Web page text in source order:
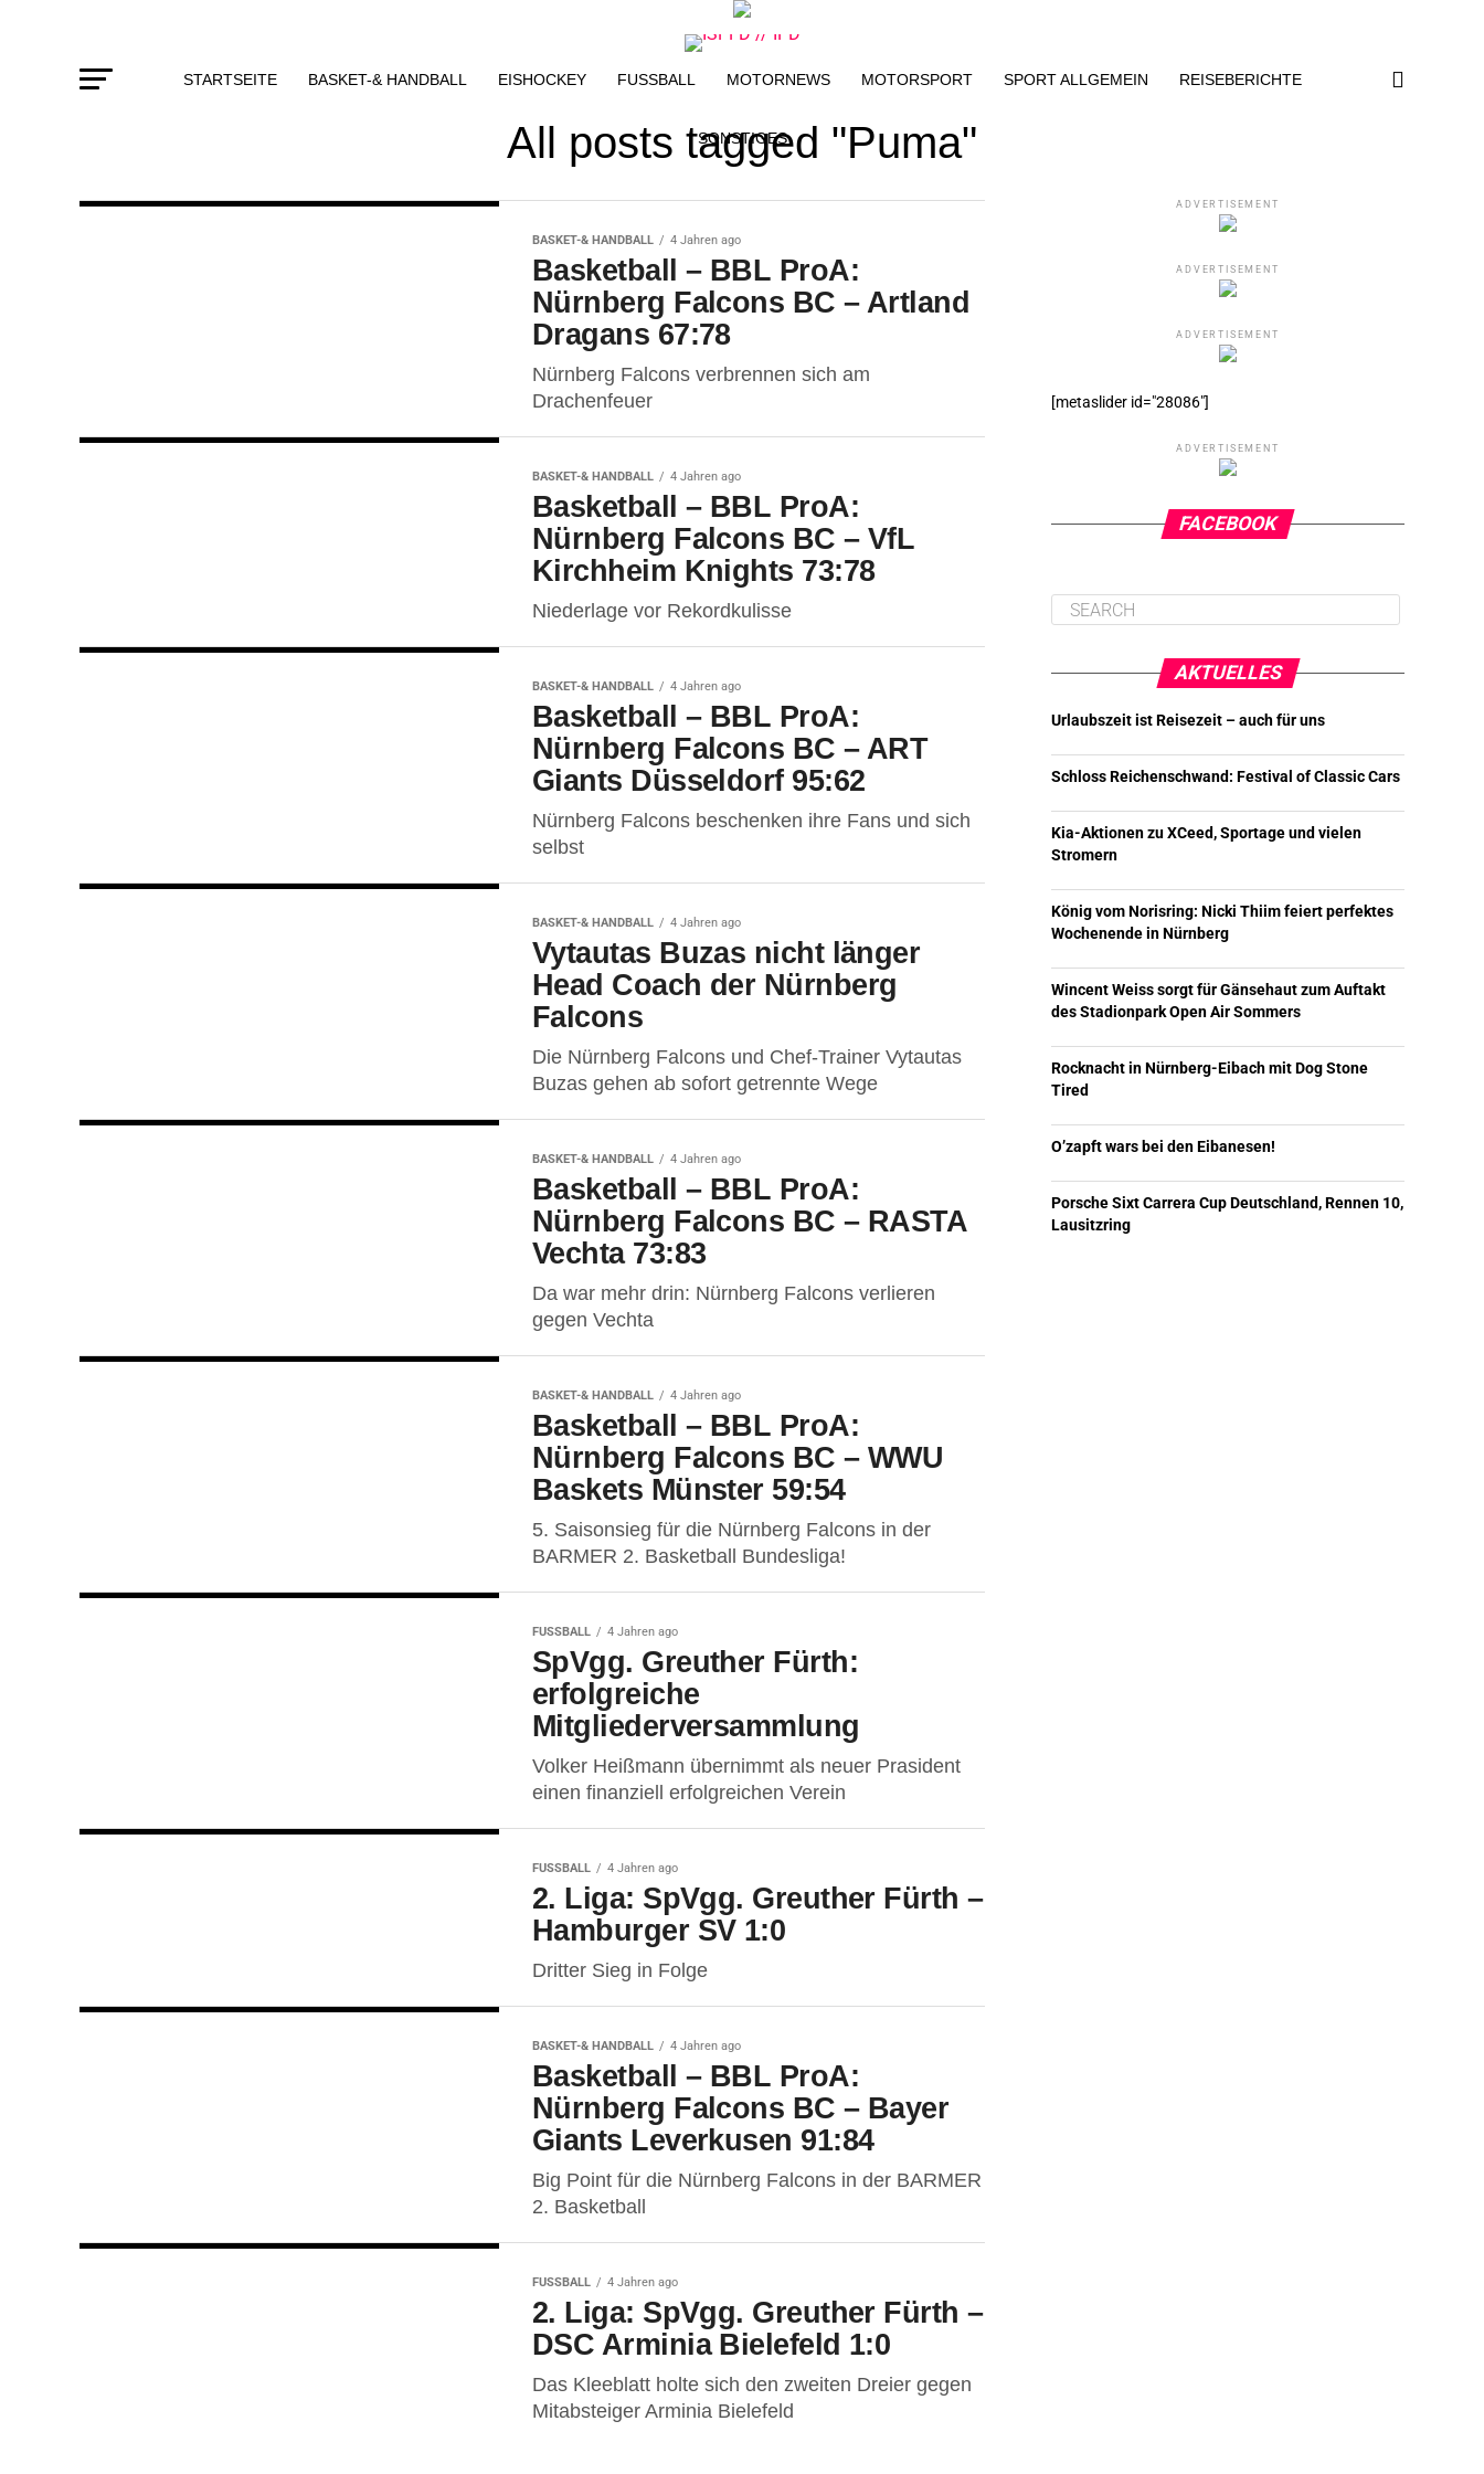
STARTSEITE BASKET-& HANDBALL EISHOCKEY FUSSBALL MOTORNEWS MOTORSPORT SPORT ALLGEMEIN REISEBERICHTE
SONSTIGES
All posts tagged "Puma"
BASKET-& HANDBALL 4 Jahren ago
Basketball – BBL ProA:
Nürnberg Falcons BC – Artland
Dragans 67:78
Nürnberg Falcons verbrennen sich am
Drachenfeuer
BASKET-& HANDBALL 4 Jahren ago
Basketball – BBL ProA:
Nürnberg Falcons BC – VfL
Kirchheim Knights 73:78
Niederlage vor Rekordkulisse
BASKET-& HANDBALL 4 Jahren ago
Basketball – BBL ProA:
Nürnberg Falcons BC – ART
Giants Düsseldorf 95:62
Nürnberg Falcons beschenken ihre Fans und sich
selbst
BASKET-& HANDBALL 4 Jahren ago
Vytautas Buzas nicht länger
Head Coach der Nürnberg
Falcons
Die Nürnberg Falcons und Chef-Trainer Vytautas
Buzas gehen ab sofort getrennte Wege
BASKET-& HANDBALL 4 Jahren ago
Basketball – BBL ProA:
Nürnberg Falcons BC – RASTA
Vechta 73:83
Da war mehr drin: Nürnberg Falcons verlieren
gegen Vechta
BASKET-& HANDBALL 4 Jahren ago
Basketball – BBL ProA:
Nürnberg Falcons BC – WWU
Baskets Münster 59:54
5. Saisonsieg für die Nürnberg Falcons in der
BARMER 2. Basketball Bundesliga!
FUSSBALL 4 Jahren ago
SpVgg. Greuther Fürth:
erfolgreiche
Mitgliederversammlung
Volker Heißmann übernimmt als neuer Prasident
einen finanziell erfolgreichen Verein
FUSSBALL 4 Jahren ago
2. Liga: SpVgg. Greuther Fürth –
Hamburger SV 1:0
Dritter Sieg in Folge
BASKET-& HANDBALL 4 Jahren ago
Basketball – BBL ProA:
Nürnberg Falcons BC – Bayer
Giants Leverkusen 91:84
Big Point für die Nürnberg Falcons in der BARMER
2. Basketball
FUSSBALL 4 Jahren ago
2. Liga: SpVgg. Greuther Fürth –
DSC Arminia Bielefeld 1:0
Das Kleeblatt holte sich den zweiten Dreier gegen
Mitabsteiger Arminia Bielefeld
ADVERTISEMENT
ADVERTISEMENT
ADVERTISEMENT
[metaslider id="28086"]
ADVERTISEMENT
FACEBOOK
AKTUELLES
Urlaubszeit ist Reisezeit – auch für uns
Schloss Reichenschwand: Festival of Classic Cars
Kia-Aktionen zu XCeed, Sportage und vielen
Stromern
König vom Norisring: Nicki Thiim feiert perfektes
Wochenende in Nürnberg
Wincent Weiss sorgt für Gänsehaut zum Auftakt
des Stadionpark Open Air Sommers
Rocknacht in Nürnberg-Eibach mit Dog Stone
Tired
O’zapft wars bei den Eibanesen!
Porsche Sixt Carrera Cup Deutschland, Rennen 10,
Lausitzring